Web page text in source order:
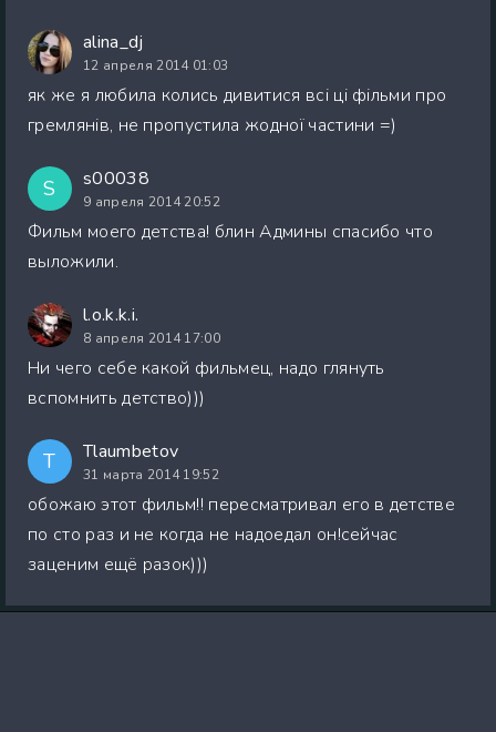
alina_dj
12 апреля 2014 01:03
як же я любила колись дивитися всі ці фільми про
гремлянів, не пропустила жодної частини =)
S s00038
9 апреля 2014 20:52
Фильм моего детства! блин Админы спасибо что
выложили.
l.o.k.k.i.
8 апреля 2014 17:00
Ни чего себе какой фильмец, надо глянуть
вспомнить детство)))
T Tlaumbetov
31 марта 2014 19:52
обожаю этот фильм!! пересматривал его в детстве
по сто раз и не когда не надоедал он!сейчас
заценим ещё разок)))